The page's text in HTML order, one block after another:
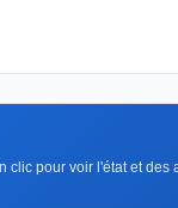
pour voir l'état et des